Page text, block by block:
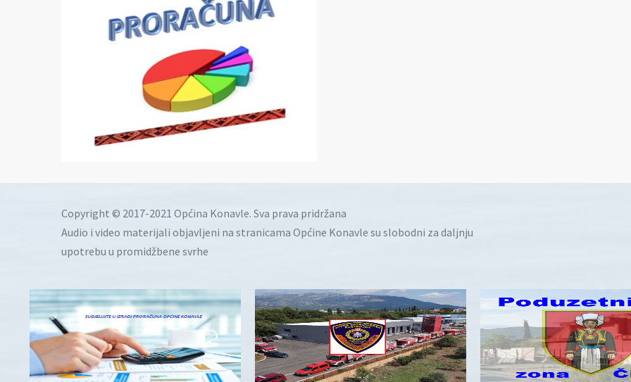
Copyright © 2017-2021 Općina Konavle. Sva prava pridržana
Audio i video materijali objavljeni na stranicama Općine Konavle su slobodni za daljnju
upotrebu u promidžbene svrhe